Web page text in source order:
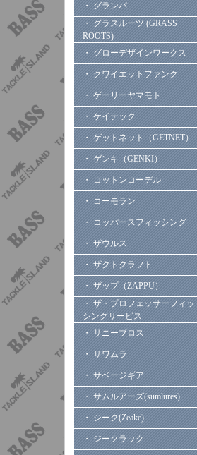
・ グランパ
・ グラスルーツ (GRASS
ROOTS)
・ グローデザインワークス
・ クワイエットファンク
・ ゲーリーヤマモト
・ ケイテック
・ ゲットネット（GETNET）
・ ゲンキ（GENKI）
・ コットンコーデル
・ コーモラン
・ コッパースフィッシング
・ ザウルス
・ ザクトクラフト
・ ザップ（ZAPPU）
・ ザ・プロフェッサーフィッ
シングサービス
・ サニーブロス
・ サワムラ
・ サベージギア
・ サムルアーズ(sumlures)
・ ジーク(Zeake)
・ ジークラック